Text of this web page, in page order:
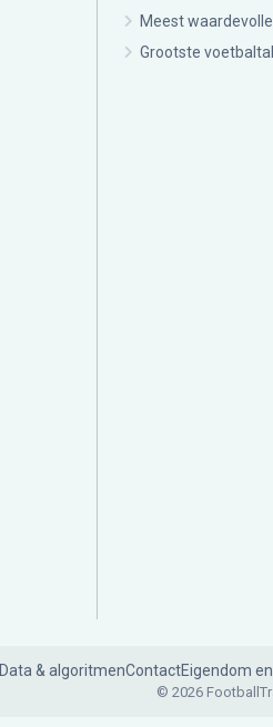
Meest
Grootste
Data & algoritmenContactEigendom
© 2026